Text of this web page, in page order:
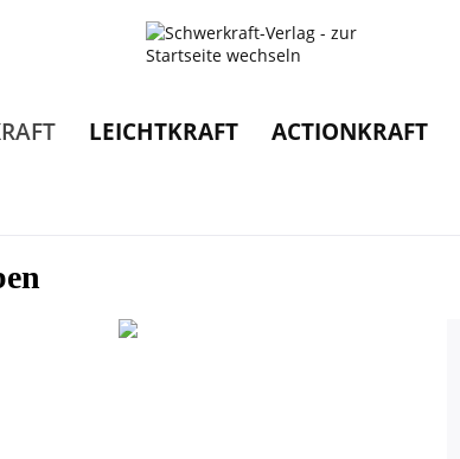
LEICHTKRAFT ACTIONKRAFT